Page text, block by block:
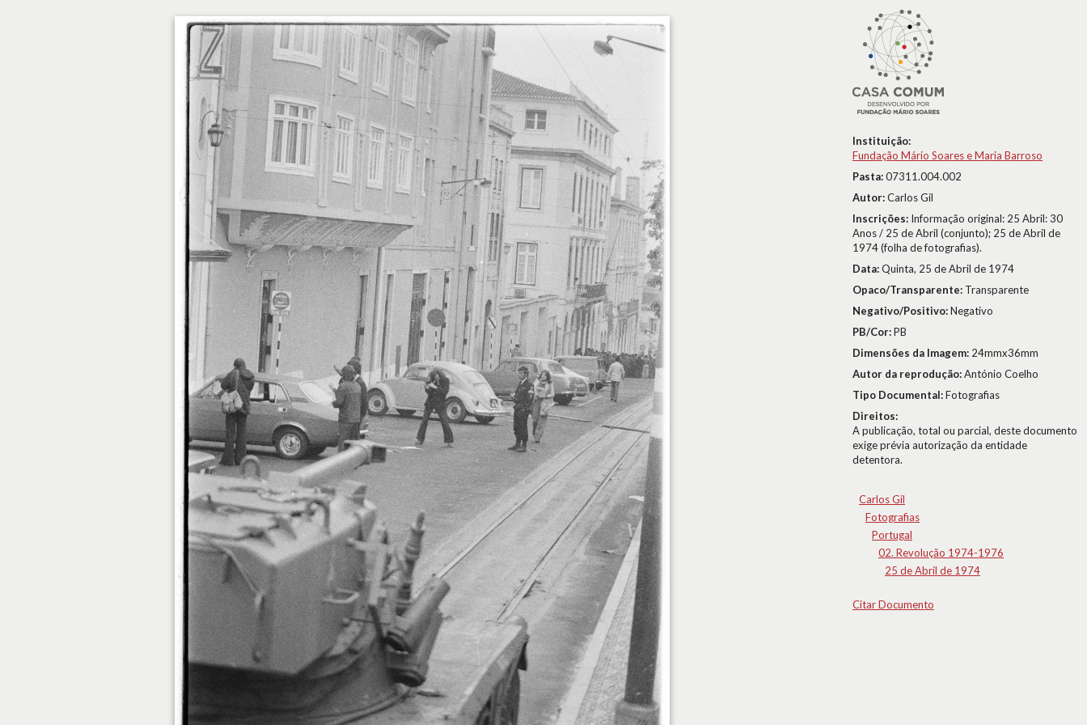
Instituição:
Fundação Mário Soares e Maria Barroso
Pasta:07311.004.002
Autor:Carlos Gil
Inscrições: Informação original: 25 Abril: 30
Anos / 25 de Abril (conjunto); 25 de Abril de
1974 (folha de fotografias).
Data:Quinta, 25 de Abril de 1974
Opaco/Transparente: Transparente
Negativo/Positivo:Negativo
PB/Cor:PB
Dimensões da Imagem: 24mmx36mm
Autor da reprodução:António Coelho
Tipo Documental:Fotografias
Direitos:
A publicação, total ou parcial, deste documento
exige prévia autorização da entidade
detentora.
Carlos Gil
Fotografias
Portugal
02. Revolução 1974-1976
25 de Abril de 1974
Citar Documento